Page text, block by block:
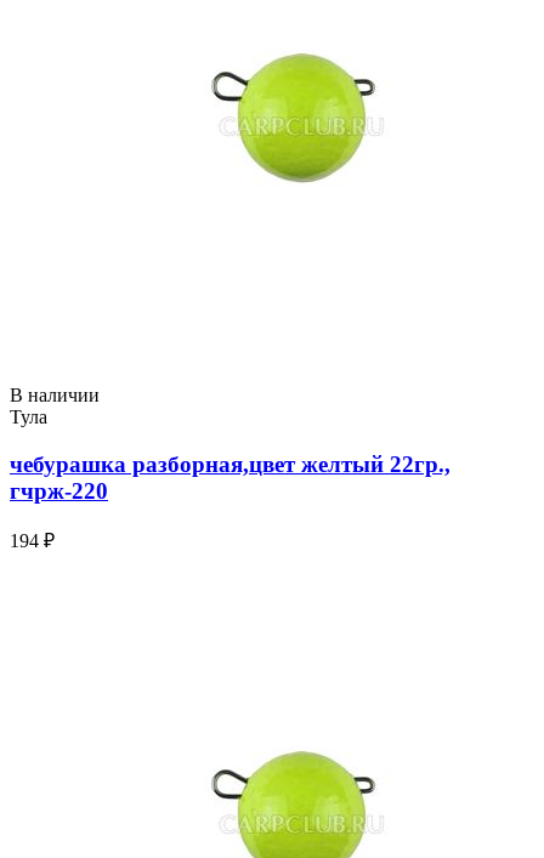
В наличии
Тула
чебурашка разборная,цвет желтый 22гр.,
гчрж-220
194 ₽